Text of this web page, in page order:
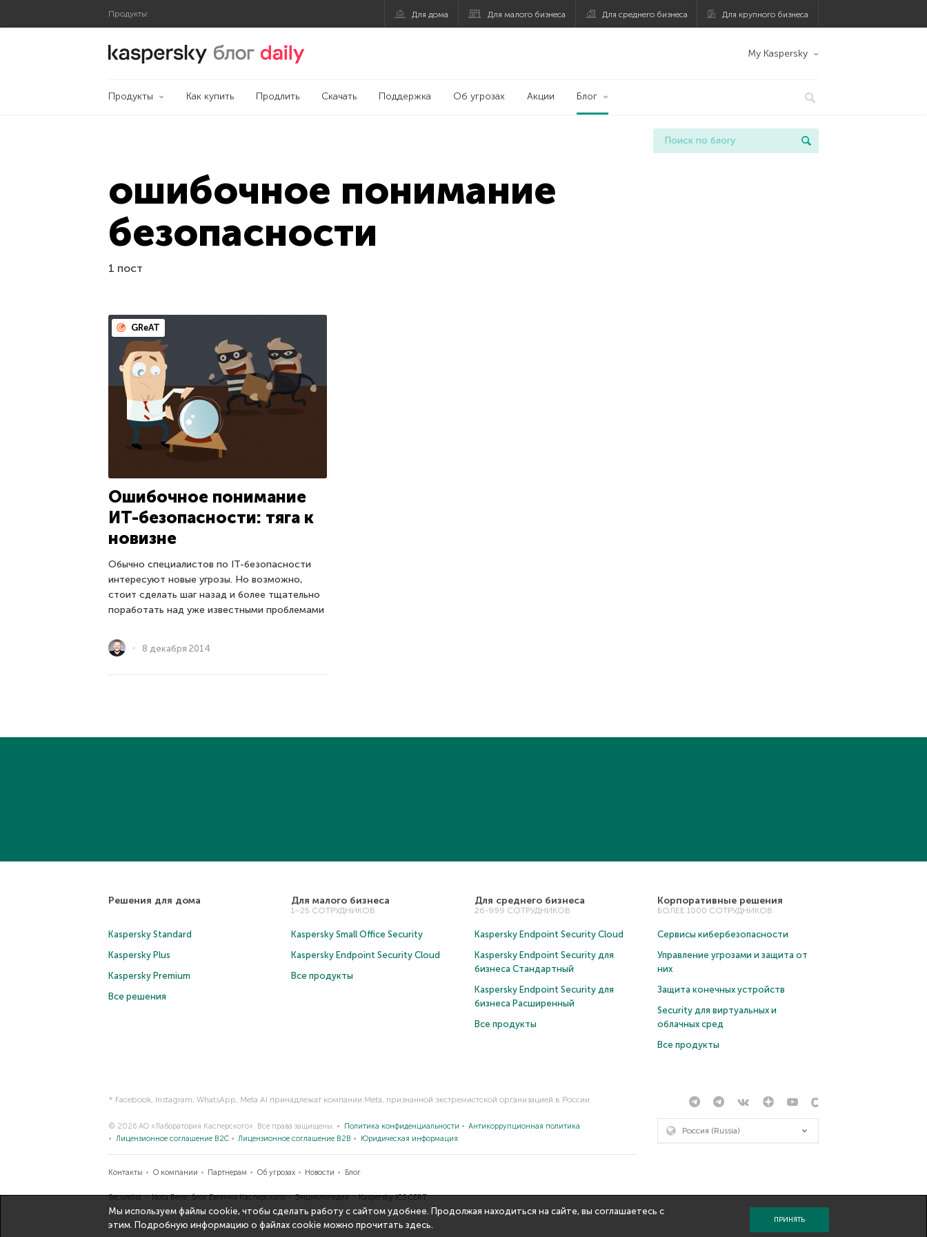
Продукты: Для дома Для малого бизнеса Для среднего бизнеса Для крупного бизнеса
Блог Касперского My Kaspersky
Продукты Как купить Продлить Скачать Поддержка Об угрозах Акции Блог
ошибочное понимание
безопасности
1 пост
GReAT
Ошибочное понимание
ИT-безопасности: тяга к
новизне
Обычно специалистов по IT-безопасности
интересуют новые угрозы. Но возможно,
стоит сделать шаг назад и более тщательно
поработать над уже известными проблемами
8 декабря 2014
Решения для дома
Kaspersky Standard
Kaspersky Plus
Kaspersky Premium
Все решения
Для малого бизнеса
1–25 СОТРУДНИКОВ
Kaspersky Small Office Security
Kaspersky Endpoint Security Cloud
Все продукты
Для среднего бизнеса
26-999 СОТРУДНИКОВ
Kaspersky Endpoint Security Cloud
Kaspersky Endpoint Security для
бизнеса Cтандартный
Kaspersky Endpoint Security для
бизнеса Расширенный
Все продукты
Корпоративные решения
БОЛЕЕ 1000 СОТРУДНИКОВ
Сервисы кибербезопасности
Управление угрозами и защита от
них
Защита конечных устройств
Security для виртуальных и
облачных сред
Все продукты
* Facebook, Instagram, WhatsApp, Meta AI принадлежат компании Meta, признанной экстремистской организацией в России.
© 2026 АО «Лаборатория Касперского». Все права защищены. Политика конфиденциальности
Антикоррупционная политика
Лицензионное соглашение B2C
Лицензионное соглашение B2B Юридическая информация
Контакты О компании Партнерам Об угрозах Новости Блог
Securelist Nota Bene: блог Евгения Касперского Энциклопедия Kaspersky ICS CERT
Россия (Russia)
Мы используем файлы cookie, чтобы сделать работу с сайтом удобнее. Продолжая находиться на сайте, вы соглашаетесь с
этим. Подробную информацию о файлах cookie можно прочитать здесь.
ПРИНЯТЬ